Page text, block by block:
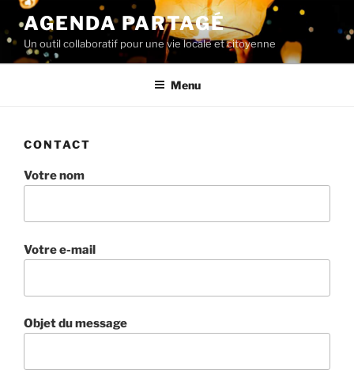
Aller
au
contenu
principal
AGENDA PARTAGÉ
Un outil collaboratif pour une vie locale et citoyenne
Menu
CONTACT
Votre nom
Votre e-mail
Objet du message